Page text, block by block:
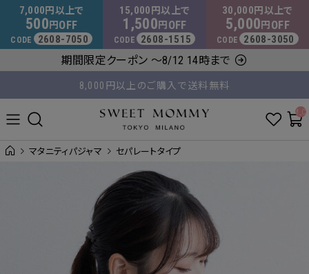
マタニティウェア・授乳服のスウィートマミー
7,000 円以上で
500 円 OFF
CODE 2608-7050
15,000 円以上で
1,500 円 OFF
CODE 2608-1515
30,000 円以上で
5,000 円 OFF
CODE 2608-3050
期間限定クーポン ～8/12 14時まで
8,000円以上のご購入で送料無料
平日14時 / 土日祝12時まで のご注文で当日出荷！
マタニティパジャマ セパレートタイプ